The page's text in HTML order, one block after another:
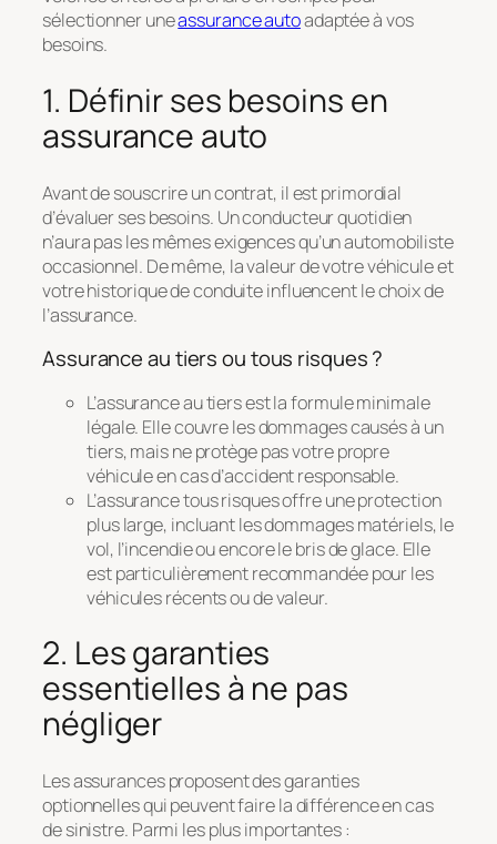
sélectionner uneassurance autoadaptée à vos
besoins.
1. Définir ses besoins en
assurance auto
Avant de souscrire un contrat, il est primordial
d’évaluer ses besoins. Un conducteur quotidien
n’aura pas les mêmes exigences qu’un automobiliste
occasionnel. De même, la valeur de votre véhicule et
votre historique de conduite influencent le choix de
l’assurance.
Assurance au tiers ou tous risques ?
L’assurance au tiers est la formule minimale
légale. Elle couvre les dommages causés à un
tiers, mais ne protège pas votre propre
véhicule en cas d’accident responsable.
L’assurance tous risques offre une protection
plus large, incluant les dommages matériels, le
vol, l’incendie ou encore le bris de glace. Elle
est particulièrement recommandée pour les
véhicules récents ou de valeur.
2. Les garanties
essentielles à ne pas
négliger
Les assurances proposent des garanties
optionnelles qui peuvent faire la différence en cas
de sinistre. Parmi les plus importantes :